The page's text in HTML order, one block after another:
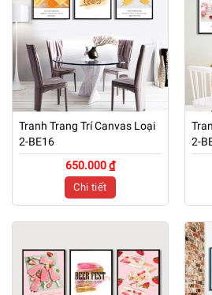
Tranh Trang Trí Canvas Loại
2-BE16
650.000 ₫
Chi tiết
2-